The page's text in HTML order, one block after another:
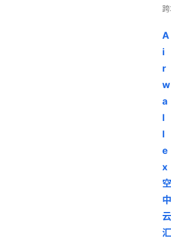
A
i
r
w
a
l
l
e
x
空
中
云
汇